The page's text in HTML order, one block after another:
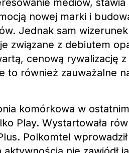
mediów,
nowej marki i
Jednak sam
związane z debiutem
cenową rywalizację
to również zauważalne
komórkowa w
Play. Wystartowała
Polkomtel